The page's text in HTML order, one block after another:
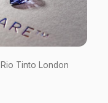
Tinto London